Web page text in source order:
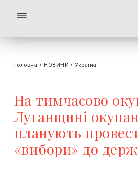
Головна › НОВИНИ › Україна
На тимчасово
Луганщині
планують
«вибори» до